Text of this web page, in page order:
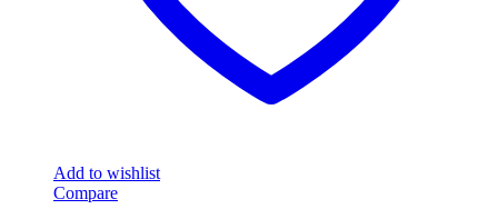
Add to wishlist
Compare